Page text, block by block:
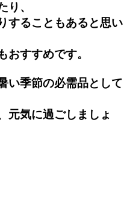
り、
することもあると思い
おすすめです。
い季節の必需品として
元気に過ごしましょ